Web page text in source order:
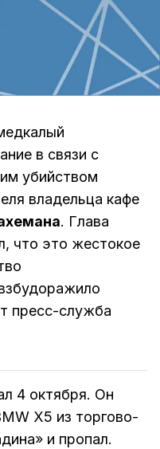
в связи с
убийством
владельца кафе
. Глава
что это жестокое
пресс-служба
4 октября. Он
Х5 из торгово-
и пропал.